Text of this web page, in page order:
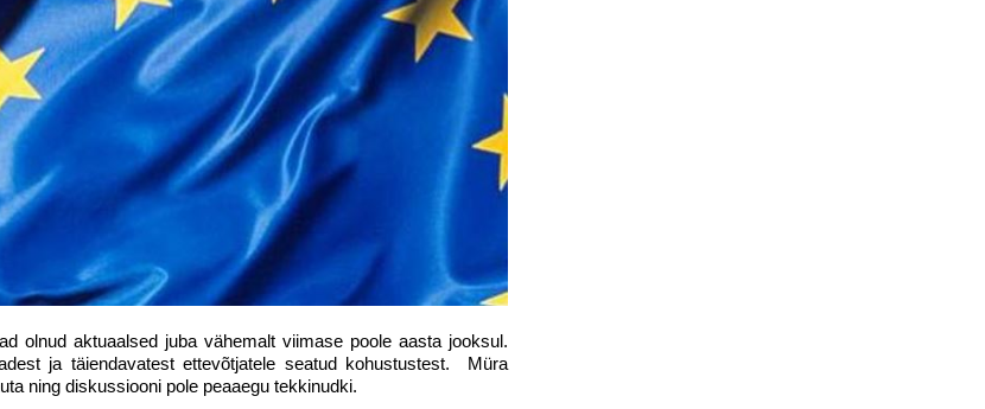
olnud aktuaalsed juba vähemalt viimase poole aasta jooksul.
ja täiendavatest ettevõtjatele seatud kohustustest. Müra
ning diskussiooni pole peaaegu tekkinudki.